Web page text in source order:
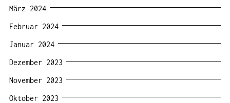
März 2024
Februar 2024
Januar 2024
Dezember 2023
November 2023
Oktober 2023